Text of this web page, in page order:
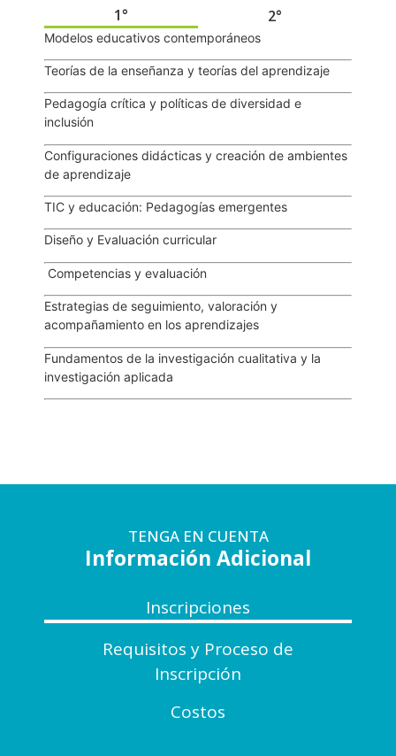
1° 2°
Modelos educativos contemporáneos
Teorías de la enseñanza y teorías del aprendizaje
Pedagogía crítica y políticas de diversidad e
inclusión
Configuraciones didácticas y creación de ambientes
de aprendizaje
TIC y educación: Pedagogías emergentes
Diseño y Evaluación curricular
Competencias y evaluación
Estrategias de seguimiento, valoración y
acompañamiento en los aprendizajes
Fundamentos de la investigación cualitativa y la
investigación aplicada
TENGA EN CUENTA
Información Adicional
Inscripciones
Requisitos y Proceso de
Inscripción
Costos